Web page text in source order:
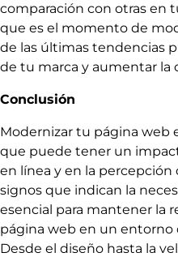
comparación con otras en
que es el momento de
de las últimas tendencias
de tu marca y aumentar la
Conclusión
Modernizar tu página web
que puede tener un
en línea y en la percepción
signos que indican la
esencial para mantener la
página web en un
Desde el diseño hasta la